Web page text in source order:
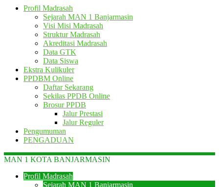
Profil Madrasah
Sejarah MAN 1 Banjarmasin
Visi Misi Madrasah
Struktur Madrasah
Akreditasi Madrasah
Data GTK
Data Siswa
Ekstra Kulikuler
PPDBM Online
Daftar Sekarang
Sekilas PPDB Online
Brosur PPDB
Jalur Prestasi
Jalur Reguler
Pengumuman
PENGADUAN
MAN 1 KOTA BANJARMASIN
Profil Madrasah
Sejarah MAN 1 Banjarmasin